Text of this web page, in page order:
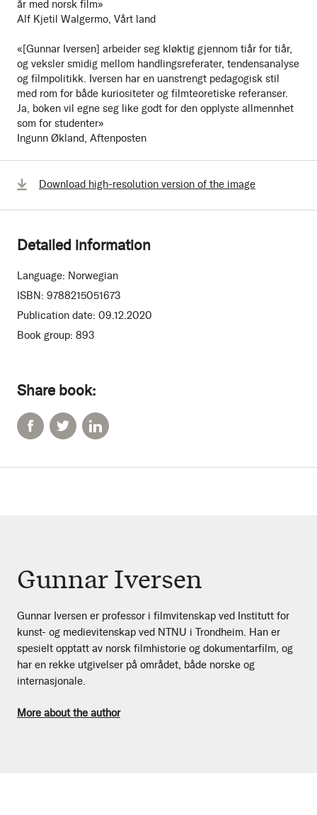
år med norsk film»
Alf Kjetil Walgermo, Vårt land
«[Gunnar Iversen] arbeider seg kløktig gjennom tiår for tiår,
og veksler smidig mellom handlingsreferater, tendensanalyse
og filmpolitikk. Iversen har en uanstrengt pedagogisk stil
med rom for både kuriositeter og filmteoretiske referanser.
Ja, boken vil egne seg like godt for den opplyste allmennhet
som for studenter»
Ingunn Økland, Aftenposten
Share book:
Download high-resolution version of the image
Detailed information
Language: Norwegian
ISBN: 9788215051673
Publication date: 09.12.2020
Book group: 893
Gunnar Iversen
Gunnar Iversen er professor i filmvitenskap ved Institutt for
kunst- og medievitenskap ved NTNU i Trondheim. Han er
spesielt opptatt av norsk filmhistorie og dokumentarfilm, og
har en rekke utgivelser på området, både norske og
internasjonale.
More about the author